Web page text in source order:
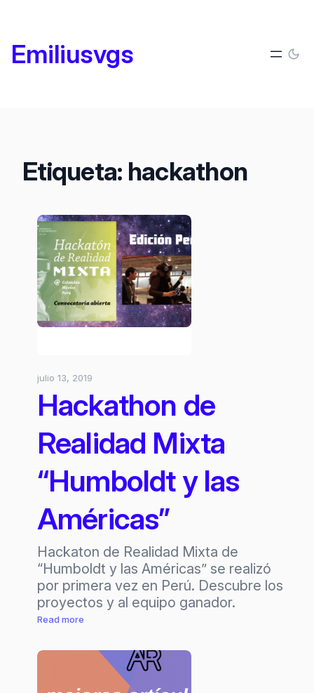
contenido
Emiliusvgs
Etiqueta: hackathon
julio 13, 2019
Hackathon de
Realidad Mixta
“Humboldt y las
Américas”
Hackaton de Realidad Mixta de
“Humboldt y las Américas” se realizó
por primera vez en Perú. Descubre los
proyectos y al equipo ganador.
Read more
de
Realidad